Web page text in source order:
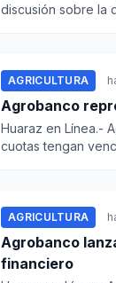
discusión sobre la
AGRICULTURA
Agrobanco
Huaraz en Línea.-
cuotas tengan
AGRICULTURA
Agrobanco
financiero